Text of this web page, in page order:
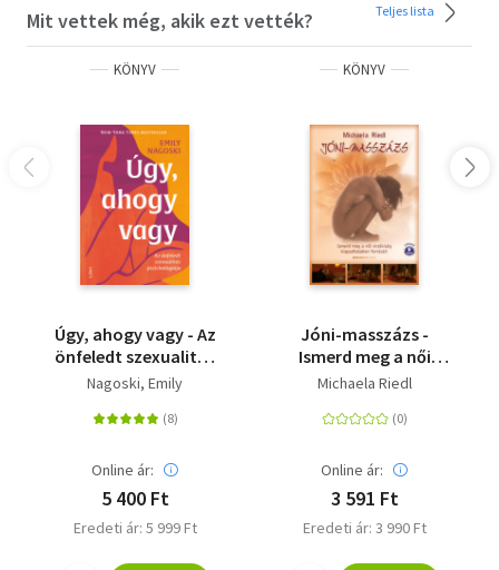
Mit vettek még, akik ezt vették? Teljes lista
KÖNYV
Úgy, ahogy vagy - Az
önfeledt szexualitás
pszichológiája
Nagoski, Emily
Online ár:
5 400 Ft
Eredeti ár: 5 999 Ft
KÖNYV
Jóni-masszázs -
Ismerd meg a női
érzékiség
forrását! - Letölthető
Michaela Riedl
Online ár:
3 591 Ft
Eredeti ár: 3 990 Ft